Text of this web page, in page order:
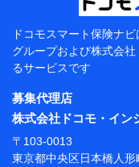
当該個人データを
東京都千代田区永
株式会社NTTド
東京都中央区日本
本橋ビル 3F
長 吉村 忠義
ドコモスマート保険ナビ
グループおよび株式会社
るサービスです
募集代理店
株式会社ドコモ・イン
〒103-0013
東京都中央区日本橋人